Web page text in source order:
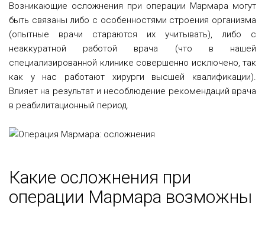
Возникающие осложнения при операции Мармара могут
быть связаны либо с особенностями строения организма
(опытные врачи стараются их учитывать), либо с
неаккуратной работой врача (что в нашей
специализированной клинике совершенно исключено, так
как у нас работают хирурги высшей квалификации).
Влияет на результат и несоблюдение рекомендаций врача
в реабилитационный период.
Какие осложнения при
операции Мармара возможны